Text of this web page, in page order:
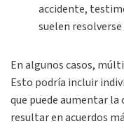
accidente,
suelen
En algunos casos,
Esto podría incluir
que puede aumentar
resultar en acuerdos